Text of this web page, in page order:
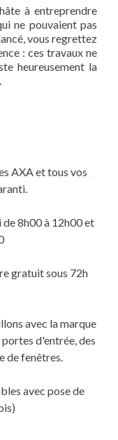
à entreprendre
ne pouvaient pas
vous regrettez
: ces travaux ne
heureusement la
AXA et tous vos
de 8h00 à 12h00 et
gratuit sous 72h
avec la marque
d'entrée, des
de fenêtres.
avec pose de